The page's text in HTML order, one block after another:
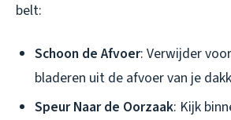
belt:
Schoon de Afvoer: Verwijder
bladeren uit de afvoer van je
Speur Naar de Oorzaak: Kijk